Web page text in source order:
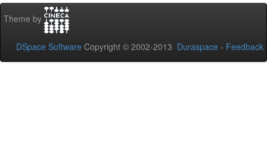
Theme by
DSpace Software Copyright © 2002-2013 Duraspace - Feedback